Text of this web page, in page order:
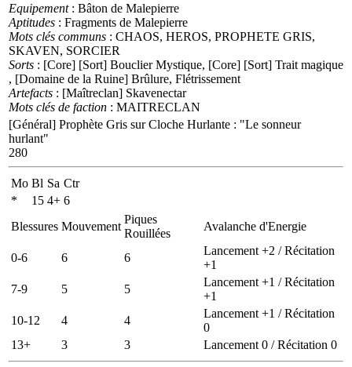
Equipement: Bâton de Malepierre
Aptitudes : Fragments de Malepierre
Mots clés communs : CHAOS, HEROS, PROPHETE GRIS,
SKAVEN, SORCIER
Sorts : [Core] [Sort] Bouclier Mystique, [Core] [Sort] Trait magique
, [Domaine de la Ruine] Brûlure, Flétrissement
Artefacts : [Maîtreclan] Skavenectar
Mots clés de faction : MAITRECLAN
[Général] Prophète Gris sur Cloche Hurlante : "Le sonneur
hurlant"
280
Mo Bl Sa Ctr
*
15 4+ 6
Blessures Mouvement
Piques
Rouillées
Avalanche d'Energie
0-6 6 6
Lancement +2 / Récitation
+1
7-9
5 5
Lancement +1 / Récitation
+1
10-12
4 4
Lancement +1 / Récitation
0
13+
3 3 Lancement 0 / Récitation 0